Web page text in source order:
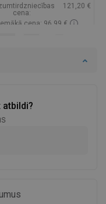
atbildi?
cena:
121,20 €
cena: 96,99 €